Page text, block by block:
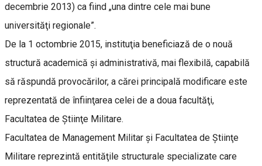
decembrie 2013) ca fiind „una dintre cele mai bune
universităţi regionale”.
De la 1 octombrie 2015, instituţia beneficiază de o nouă
structură academică şi administrativă, mai flexibilă, capabilă
să răspundă provocărilor, a cărei principală modificare este
reprezentată de înfiinţarea celei de a doua facultăţi,
Facultatea de Ştiinţe Militare.
Facultatea de Management Militar şi Facultatea de Ştiinţe
Militare reprezintă entităţile structurale specializate care